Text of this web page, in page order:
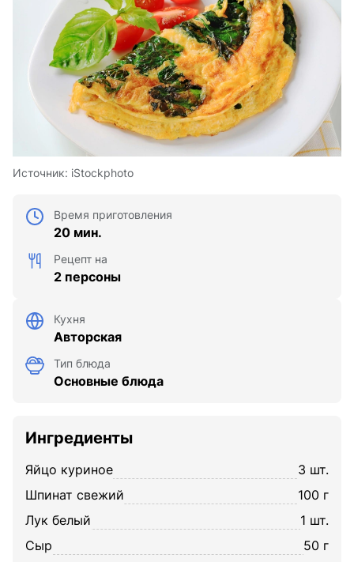
Источник: iStockphoto
Время приготовления
20 мин.
Рецепт на
2 персоны
Кухня
Авторская
Тип блюда
Основные блюда
Ингредиенты
яйцо куриное
3 шт.
шпинат свежий
100 г
лук белый
1 шт.
сыр
50 г